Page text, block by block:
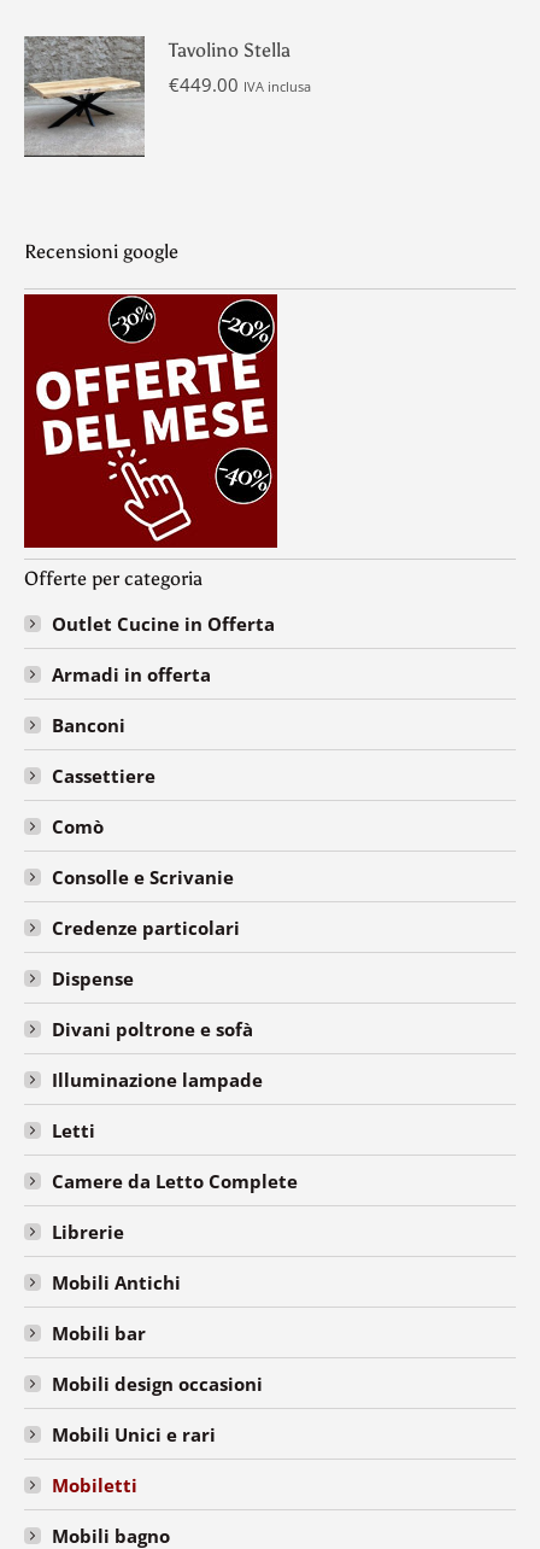
Tavolino Stella
€449.00 IVA inclusa
Recensioni google
Offerte per categoria
Outlet Cucine in Offerta
Armadi in offerta
Banconi
Cassettiere
Comò
Consolle e Scrivanie
Credenze particolari
Dispense
Divani poltrone e sofà
Illuminazione lampade
Letti
Camere da Letto Complete
Librerie
Mobili Antichi
Mobili bar
Mobili design occasioni
Mobili Unici e rari
Mobiletti
Mobili bagno